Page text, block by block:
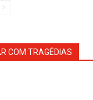
COM TRAGÉDIAS